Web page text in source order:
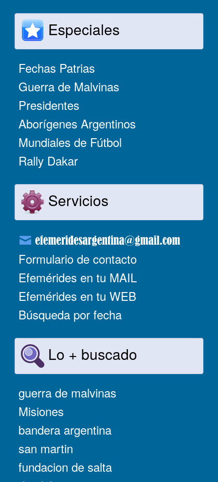
Especiales
Fechas Patrias
Guerra de Malvinas
Presidentes
Aborígenes Argentinos
Mundiales de Fútbol
Rally Dakar
Servicios
Formulario de contacto
Efemérides en tu MAIL
Efemérides en tu WEB
Búsqueda por fecha
Lo + buscado
guerra de malvinas
Misiones
bandera argentina
san martin
fundacion de salta